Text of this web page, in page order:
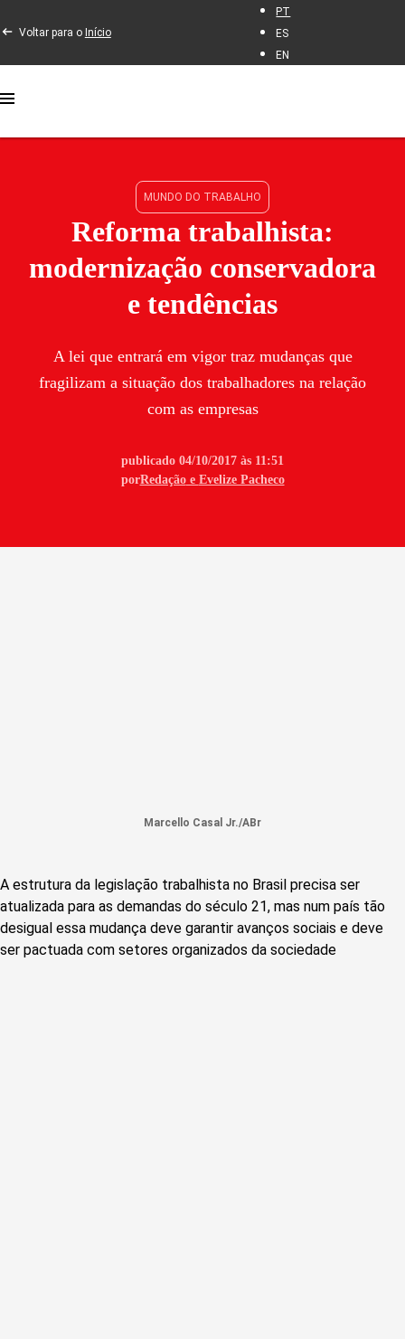
Voltar para o Início
PT
ES
EN
MUNDO DO TRABALHO
Reforma trabalhista:
modernização conservadora
e tendências
A lei que entrará em vigor traz mudanças que
fragilizam a situação dos trabalhadores na relação
com as empresas
publicado 04/10/2017 às 11:51
porRedaçãoe Evelize Pacheco
Marcello Casal Jr./ABr
A estrutura da legislação trabalhista no Brasil precisa ser
atualizada para as demandas do século 21, mas num país tão
desigual essa mudança deve garantir avanços sociais e deve
ser pactuada com setores organizados da sociedade